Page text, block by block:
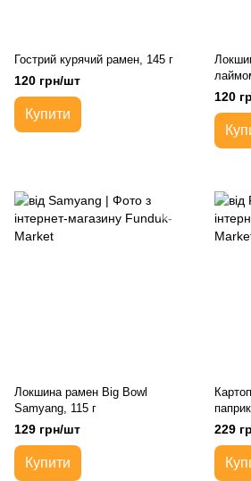
Гострий курячий рамен, 145 г
120 грн/шт
Купити
120
Локшина рамен Big Bowl
Samyang, 115 г
129 грн/шт
Купити
229